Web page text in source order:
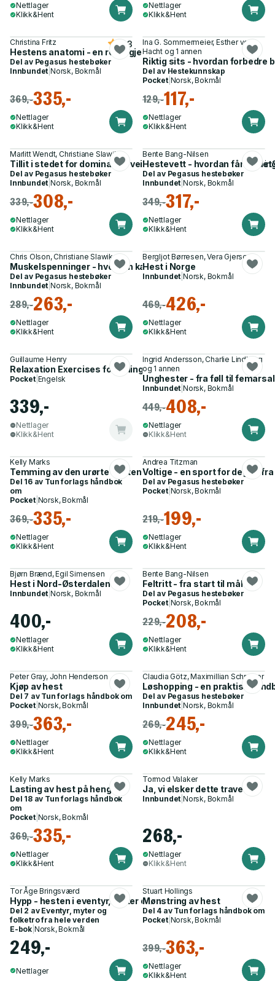
Nettlager
Klikk&Hent
Nettlager
Klikk&Hent
Christina Fritz
Hestens anatomi - en reise gjennom hestens kropp
4.3
Del av Pegasus hestebøker
Innbundet |Norsk, Bokmål
369,-335,-
Nettlager
Klikk&Hent
Ina G. Sommermeier, Esther von
Hacht og 1 annen
Riktig sits - hvordan forbedre
Del av Hestekunnskap
Pocket| Norsk, Bokmål
129,-117,-
Nettlager
Klikk&Hent
Marlitt Wendt, Christiane Slawik
Tillit i stedet for dominans - veien til en bedre
Del av Pegasus hestebøker
Innbundet |Norsk, Bokmål
339,-308,-
Nettlager
Klikk&Hent
Bente Bang-Nilsen
Hestevett - hvordan får du
Del av Pegasus hestebøker
Innbundet |Norsk, Bokmål
349,-317,-
Nettlager
Klikk&Hent
Chris Olson, Christiane Slawik
Muskelspenninger - hvordan kan de løses?
Del av Pegasus hestebøker
Innbundet |Norsk, Bokmål
289,-263,-
Nettlager
Klikk&Hent
Bergljot Børresen, Vera Gjersøe
Hest i Norge
Innbundet |Norsk, Bokmål
469,-426,-
Nettlager
Klikk&Hent
Guillaume Henry
Relaxation Exercises for Riding Horses
Pocket| Engelsk
339,-
Nettlager
Klikk&Hent
Ingrid Andersson, Charlie Lindberg
og 1 annen
Unghester - fra føll til
Innbundet |Norsk, Bokmål
449,-408,-
Nettlager
Klikk&Hent
Kelly Marks
Temming av den urørte hesten
Del 16 av Tun forlags håndbok
om
Pocket| Norsk, Bokmål
369,-335,-
Nettlager
Klikk&Hent
Andrea Titzman
Voltige - en sport for deg? -
Del av Pegasus hestebøker
Pocket| Norsk, Bokmål
219,-199,-
Nettlager
Klikk&Hent
Bjørn Brænd, Egil Simensen
Hest i Nord-Østerdalen
Innbundet |Norsk, Bokmål
400,-
Nettlager
Klikk&Hent
Bente Bang-Nilsen
Feltritt - fra start til mål
Del av Pegasus hestebøker
Pocket| Norsk, Bokmål
229,-208,-
Nettlager
Klikk&Hent
Peter Gray, John Henderson
Kjøp av hest
Del 7 av Tun forlags håndbok om
Pocket| Norsk, Bokmål
399,-363,-
Nettlager
Klikk&Hent
Claudia Götz, Maximillian Schreiner
Løshopping - en praktisk
Del av Pegasus hestebøker
Innbundet |Norsk, Bokmål
269,-245,-
Nettlager
Klikk&Hent
Kelly Marks
Lasting av hest på henger
Del 18 av Tun forlags håndbok
om
Pocket| Norsk, Bokmål
369,-335,-
Nettlager
Klikk&Hent
Tormod Valaker
Ja, vi elsker dette travet
Innbundet |Norsk, Bokmål
268,-
Nettlager
Klikk&Hent
Tor Åge Bringsværd
Hypp - hesten i eventyr, myter og folketro fra hele verden
Del 2 av Eventyr, myter og
folketro fra hele verden
E-bok Norsk, Bokmål
249,-
Nettlager
Stuart Hollings
Mønstring av hest
Del 4 av Tun forlags håndbok om
Pocket| Norsk, Bokmål
399,-363,-
Nettlager
Klikk&Hent